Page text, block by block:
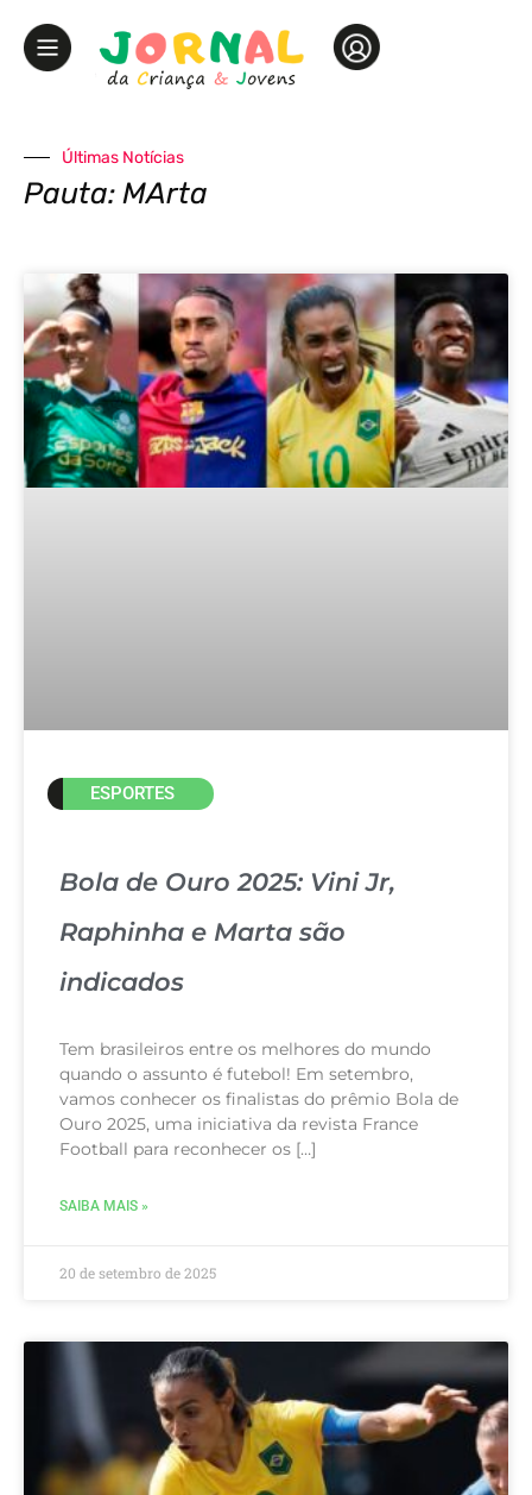
Últimas Notícias
Pauta: MArta
ESPORTES
Bola de Ouro 2025: Vini Jr,
Raphinha e Marta são
indicados
Tem brasileiros entre os melhores do mundo
quando o assunto é futebol! Em setembro,
vamos conhecer os finalistas do prêmio Bola de
Ouro 2025, uma iniciativa da revista France
Football para reconhecer os […]
SAIBA MAIS »
20 de setembro de 2025